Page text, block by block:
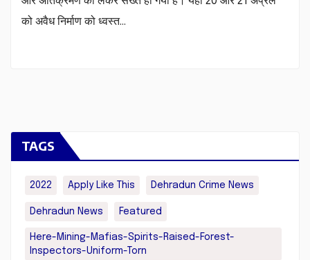
को अवैध निर्माण को ध्वस्त…
TAGS
2022 Apply Like This Dehradun Crime News
Dehradun News Featured
Here-Mining-Mafias-Spirits-Raised-Forest-
Inspectors-Uniform-Torn